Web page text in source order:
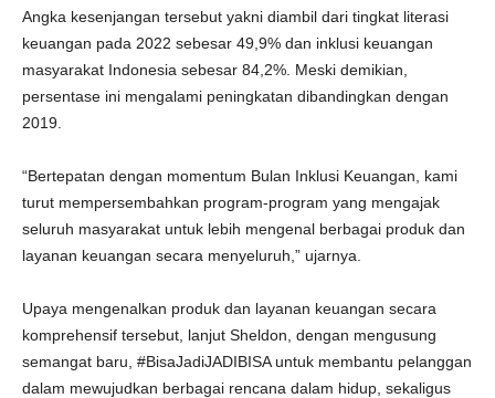
Angka kesenjangan tersebut yakni diambil dari tingkat literasi
keuangan pada 2022 sebesar 49,9% dan inklusi keuangan
masyarakat Indonesia sebesar 84,2%. Meski demikian,
persentase ini mengalami peningkatan dibandingkan dengan
2019.
“Bertepatan dengan momentum Bulan Inklusi Keuangan, kami
turut mempersembahkan program-program yang mengajak
seluruh masyarakat untuk lebih mengenal berbagai produk dan
layanan keuangan secara menyeluruh,” ujarnya.
Upaya mengenalkan produk dan layanan keuangan secara
komprehensif tersebut, lanjut Sheldon, dengan mengusung
semangat baru, #BisaJadiJADIBISA untuk membantu pelanggan
dalam mewujudkan berbagai rencana dalam hidup, sekaligus